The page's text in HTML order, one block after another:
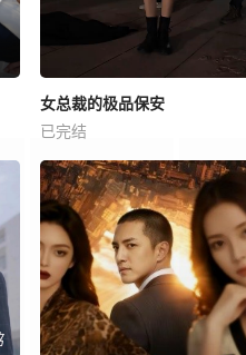
女总裁的极品保安
已完结